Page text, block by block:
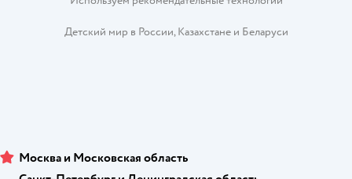
Детский мир в России,Казахстанеи Беларуси
Москва и Московская область